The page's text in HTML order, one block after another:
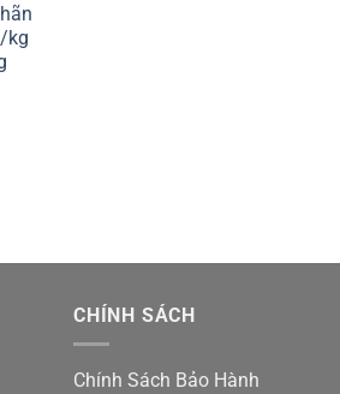
kg
CHÍNH SÁCH
Chính Sách Bảo Hành